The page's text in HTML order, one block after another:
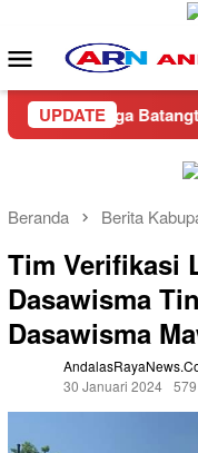
konten
Menu
Mobile
UPDATE
Batangtoru Dan
Beranda Berita
Tim Verifikasi
Dasawisma
Dasawisma
30 Januari 2024